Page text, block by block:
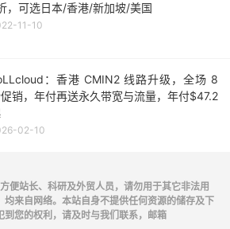
，可选日本/香港/新加坡/美国
11-10
：香港 CMIN2 线路升级，全场 8
销，年付再送永久带宽与流量，年付$47.2
02-10
便站长、科研及外贸人员，请勿用于其它非法用
均来自网络。本站自身不提供任何资源的储存及下
到您的权利，请及时与我们联系，邮箱